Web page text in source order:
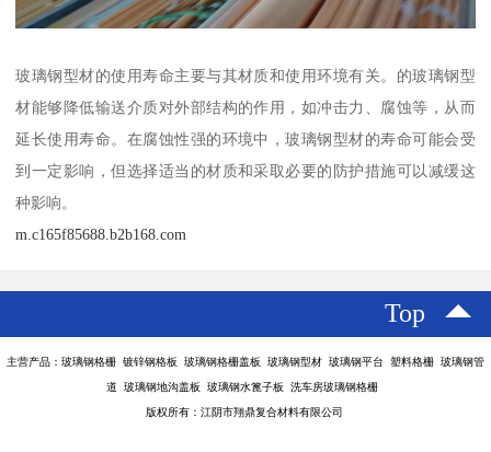
玻璃钢型材的使用寿命主要与其材质和使用环境有关。的玻璃钢型
材能够降低输送介质对外部结构的作用，如冲击力、腐蚀等，从而
延长使用寿命。在腐蚀性强的环境中，玻璃钢型材的寿命可能会受
到一定影响，但选择适当的材质和采取必要的防护措施可以减缓这
种影响。
m.c165f85688.b2b168.com
Top
主营产品：玻璃钢格栅 镀锌钢格板 玻璃钢格栅盖板 玻璃钢型材 玻璃钢平台 塑料格栅 玻璃钢管
道 玻璃钢地沟盖板 玻璃钢水篦子板 洗车房玻璃钢格栅
版权所有：江阴市翔鼎复合材料有限公司